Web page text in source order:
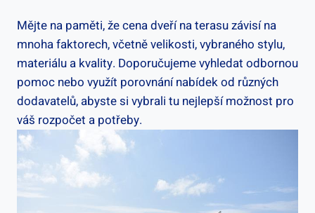
Mějte na paměti, že cena dveří na terasu závisí na
mnoha faktorech, včetně velikosti, vybraného stylu,
materiálu a kvality. Doporučujeme vyhledat odbornou
pomoc nebo využít porovnání nabídek od různých
dodavatelů, abyste si vybrali tu nejlepší možnost pro
váš rozpočet a potřeby.